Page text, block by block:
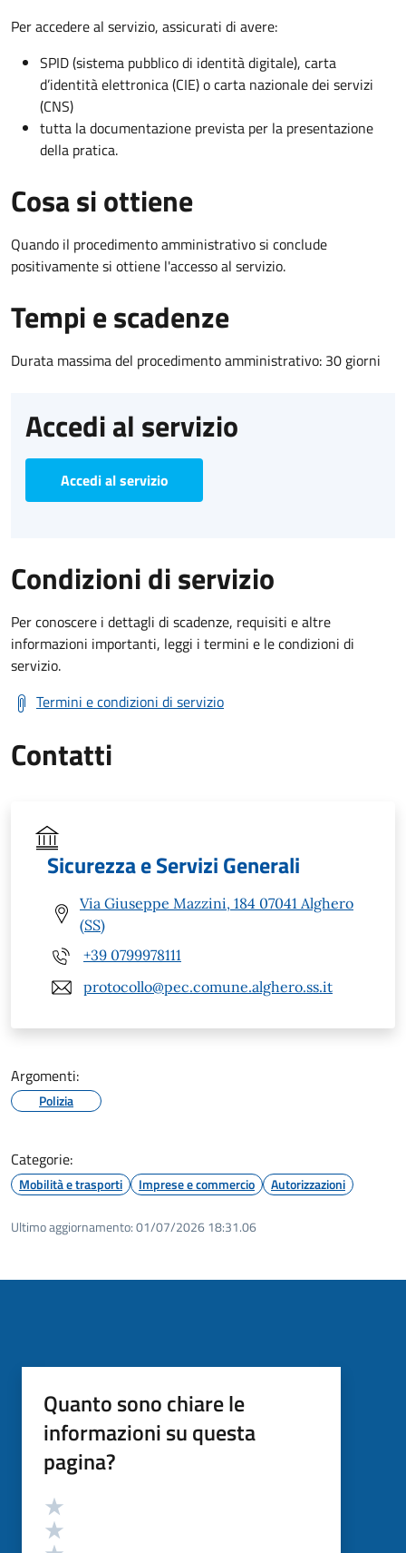
Per accedere al servizio, assicurati di avere:
SPID (sistema pubblico di identità digitale), carta
d’identità elettronica (CIE) o carta nazionale dei servizi
(CNS)
tutta la documentazione prevista per la presentazione
della pratica.
Cosa si ottiene
Quando il procedimento amministrativo si conclude
positivamente si ottiene l'accesso al servizio.
Tempi e scadenze
Durata massima del procedimento amministrativo: 30 giorni
Accedi al servizio
Accedi al servizio
Condizioni di servizio
Per conoscere i dettagli di scadenze, requisiti e altre
informazioni importanti, leggi i termini e le condizioni di
servizio.
Termini e condizioni di servizio
Contatti
Sicurezza e Servizi Generali
Via Giuseppe Mazzini, 184 07041 Alghero
(SS)
+39 0799978111
protocollo@pec.comune.alghero.ss.it
Argomenti:
Polizia
Categorie:
Mobilità e trasporti Imprese e commercio Autorizzazioni
Ultimo aggiornamento:01/07/2026 18:31.06
Quanto sono chiare le
informazioni su questa
pagina?
Valutazione